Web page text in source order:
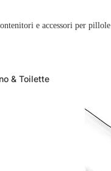
& Toilette
e accessori per pillole